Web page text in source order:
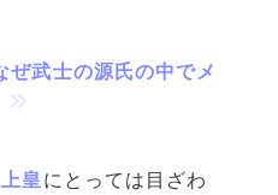
ぜ武士の源氏の中でメ
上皇にとっては目ざわ